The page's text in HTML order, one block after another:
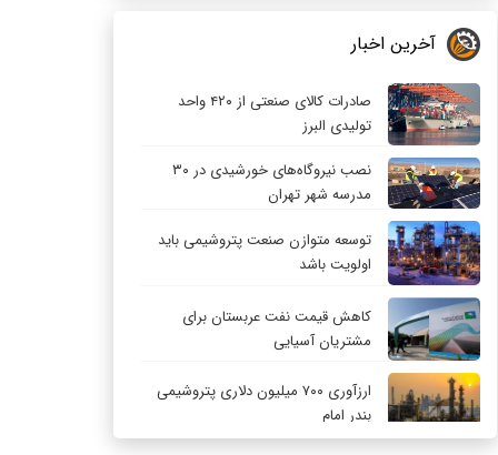
آخرین اخبار
صادرات کالای صنعتی از ۴۲۰ واحد
تولیدی البرز
نصب نیروگاه‌های خورشیدی در ۳۰
مدرسه شهر تهران
توسعه متوازن صنعت پتروشیمی باید
اولویت باشد
کاهش قیمت نفت عربستان برای
مشتریان آسیایی
ارزآوری ۷۰۰ میلیون دلاری پتروشیمی
بندر امام